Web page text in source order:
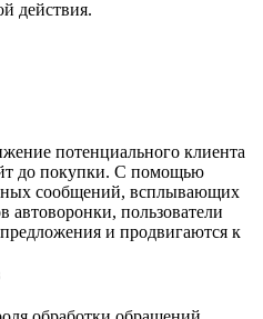
действия.
потенциального клиента
до покупки. С помощью
сообщений, всплывающих
автоворонки, пользователи
и продвигаются к